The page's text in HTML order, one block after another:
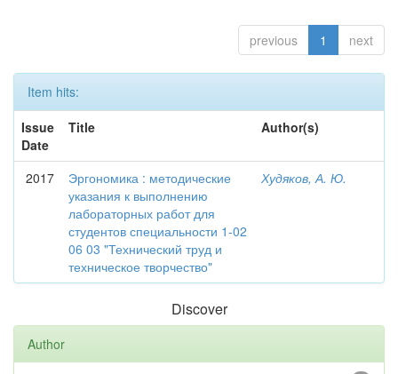
previous 1 next
Item hits:
Issue
Date
Title Author(s)
2017
Эргономика : методические
указания к выполнению
лабораторных работ для
студентов специальности 1-02
06 03 "Технический труд и
техническое творчество"
Худяков, А. Ю.
Discover
Author